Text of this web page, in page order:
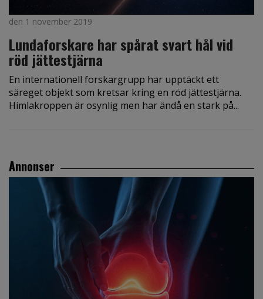
den 1 november 2019
Lundaforskare har spårat svart hål vid
röd jättestjärna
En internationell forskargrupp har upptäckt ett
säreget objekt som kretsar kring en röd jättestjärna.
Himlakroppen är osynlig men har ändå en stark på...
Annonser